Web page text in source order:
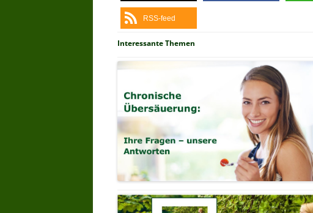
RSS-feed
Interessante Themen